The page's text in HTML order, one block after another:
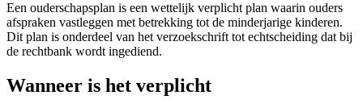
Een ouderschapsplan is een wettelijk verplicht plan waarin ouders
afspraken vastleggen met betrekking tot de minderjarige kinderen.
Dit plan is onderdeel van het verzoekschrift tot echtscheiding dat bij
de rechtbank wordt ingediend.
Wanneer is het verplicht